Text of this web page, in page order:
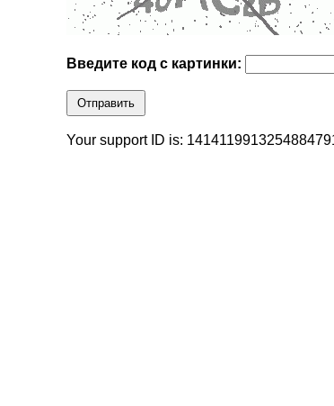
Введите код с картинки:
Отправить
Your support ID is: